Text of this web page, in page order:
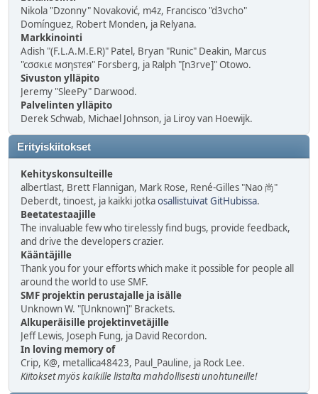
Nikola "Dzonny" Novaković, m4z, Francisco "d3vcho"
Domínguez, Robert Monden, ja Relyana.
Markkinointi
Adish "(F.L.A.M.E.R)" Patel, Bryan "Runic" Deakin, Marcus
"cσσкιє мσηѕтєя" Forsberg, ja Ralph "[n3rve]" Otowo.
Sivuston ylläpito
Jeremy "SleePy" Darwood.
Palvelinten ylläpito
Derek Schwab, Michael Johnson, ja Liroy van Hoewijk.
Erityiskiitokset
Kehityskonsulteille
albertlast, Brett Flannigan, Mark Rose, René-Gilles "Nao 尚"
Deberdt, tinoest, ja kaikki jotkaosallistuivat GitHubissa.
Beetatestaajille
The invaluable few who tirelessly find bugs, provide feedback,
and drive the developers crazier.
Kääntäjille
Thank you for your efforts which make it possible for people all
around the world to use SMF.
SMF projektin perustajalle ja isälle
Unknown W. "[Unknown]" Brackets.
Alkuperäisille projektinvetäjille
Jeff Lewis, Joseph Fung, ja David Recordon.
In loving memory of
Crip, K@, metallica48423, Paul_Pauline, ja Rock Lee.
Kiitokset myös kaikille listalta mahdollisesti unohtuneille!